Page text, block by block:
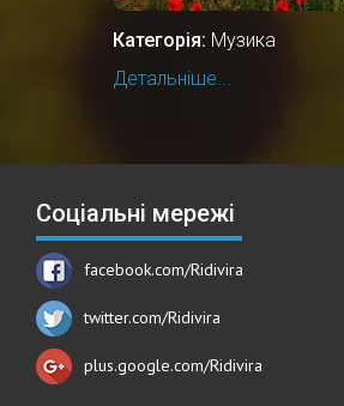
Категорія: Музика
Детальніше...
Соціальні мережі
facebook.com/Ridivira
twitter.com/Ridivira
plus.google.com/Ridivira